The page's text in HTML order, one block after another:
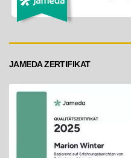
JAMEDA ZERTIFIKAT